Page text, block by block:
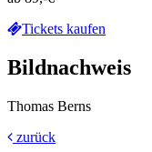
Tickets kaufen
Bildnachweis
Thomas Berns
zurück